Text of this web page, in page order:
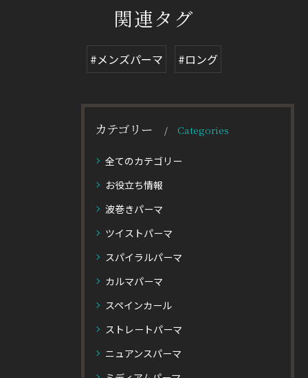
関連タグ
#メンズパーマ #ロング
カテゴリー Categories
全てのカテゴリー
お役立ち情報
波巻きパーマ
ツイストパーマ
スパイラルパーマ
カルマパーマ
スペインカール
ストレートパーマ
ニュアンスパーマ